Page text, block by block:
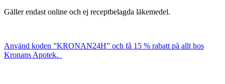
Gäller endast online och ej receptbelagda läkemedel.
Använd koden ”KRONAN24H” och få 15 % rabatt på allt hos
Kronans Apotek.